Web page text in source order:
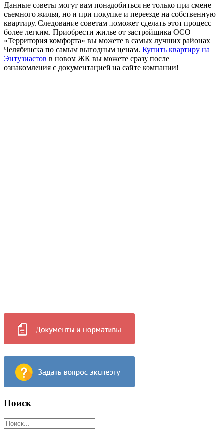
Данные советы могут вам понадобиться не только при смене
съемного жилья, но и при покупке и переезде на собственную
квартиру. Следование советам поможет сделать этот процесс
более легким. Приобрести жилье от застройщика ООО
«Территория комфорта» вы можете в самых лучших районах
Челябинска по самым выгодным ценам. Купить квартиру на
Энтузиастов в новом ЖК вы можете сразу после
ознакомления с документацией на сайте компании!
Поиск